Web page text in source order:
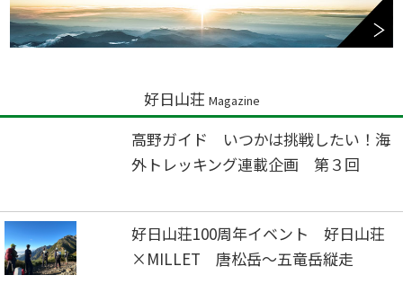
好日山荘 Magazine
高野ガイド いつかは挑戦したい！海
外トレッキング連載企画 第３回
好日山荘100周年イベント 好日山荘
×MILLET 唐松岳～五竜岳縦走